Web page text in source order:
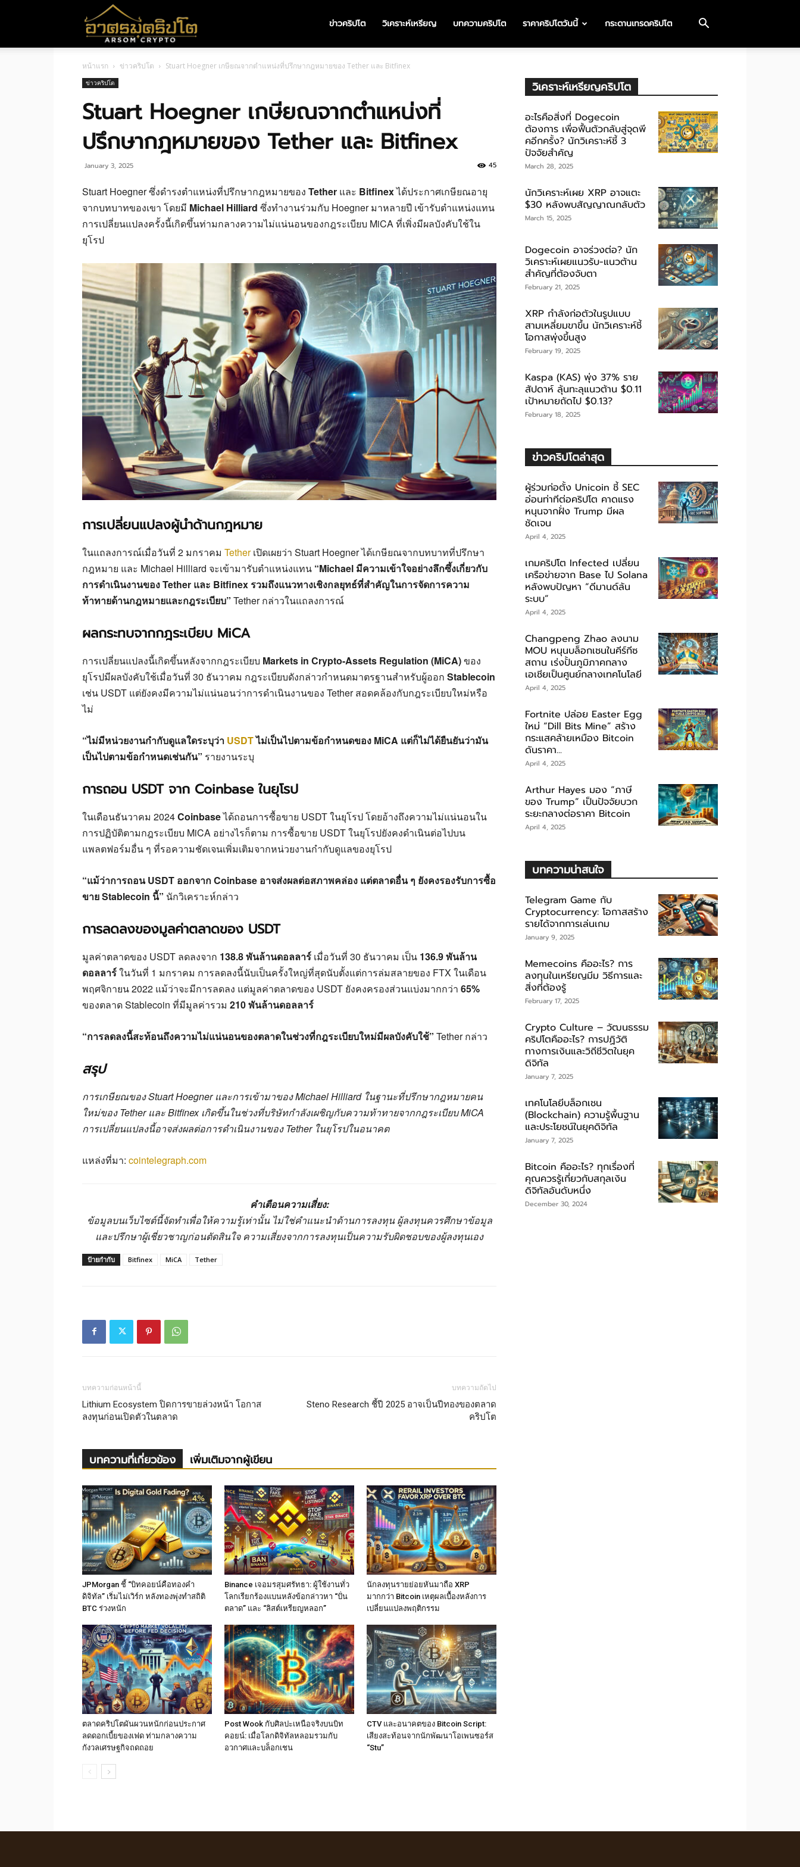
ศร
มค
ปโต
ข่าวคริปโต วิเคราะห์เหรียญ บทความคริปโต ราคาคริปโตวันนี้ กระดานเทรดคริปโต
หน้าแรก ข่าวคริปโต Stuart Hoegner เกษียณจากตำแหน่งที่ปรึกษากฎหมายของ Tether และ Bitfinex
ข่าวคริปโต
Stuart Hoegner เกษียณจากตำแหน่งที่
ปรึกษากฎหมายของ Tether และ Bitfinex
January 3, 2025 45
Stuart Hoegner ซึ่งดำรงตำแหน่งที่ปรึกษากฎหมายของ Tether และ Bitfinexได้ประกาศเกษียณอายุ
จากบทบาทของเขา โดยมี Michael Hilliard ซึ่งทำงานร่วมกับ Hoegner มาหลายปี เข้ารับตำแหน่งแทน
การเปลี่ยนแปลงครั้งนี้เกิดขึ้นท่ามกลางความไม่แน่นอนของกฎระเบียบ MiCA ที่เพิ่งมีผลบังคับใช้ใน
ยุโรป
การเปลี่ยนแปลงผู้นำด้านกฎหมาย
ในแถลงการณ์เมื่อวันที่ 2 มกราคม Tetherเปิดเผยว่า Stuart Hoegner ได้เกษียณจากบทบาทที่ปรึกษา
กฎหมาย และ Michael Hilliard จะเข้ามารับตำแหน่งแทน “Michael มีความเข้าใจอย่างลึกซึ้งเกี่ยวกับ
การดำเนินงานของ Tether และ Bitfinex รวมถึงแนวทางเชิงกลยุทธ์ที่สำคัญในการจัดการความ
ท้าทายด้านกฎหมายและกฎระเบียบ” Tether กล่าวในแถลงการณ์
ผลกระทบจากกฎระเบียบ MiCA
การเปลี่ยนแปลงนี้เกิดขึ้นหลังจากกฎระเบียบ Markets in Crypto-Assets Regulation (MiCA)ของ
ยุโรปมีผลบังคับใช้เมื่อวันที่ 30 ธันวาคม กฎระเบียบดังกล่าวกำหนดมาตรฐานสำหรับผู้ออก Stablecoin
เช่น USDT แต่ยังคงมีความไม่แน่นอนว่าการดำเนินงานของ Tether สอดคล้องกับกฎระเบียบใหม่หรือ
ไม่
“ไม่มีหน่วยงานกำกับดูแลใดระบุว่า USDTไม่เป็นไปตามข้อกำหนดของ MiCA แต่ก็ไม่ได้ยืนยันว่ามัน
เป็นไปตามข้อกำหนดเช่นกัน” รายงานระบุ
การถอน USDT จาก Coinbase ในยุโรป
ในเดือนธันวาคม 2024Coinbaseได้ถอนการซื้อขาย USDT ในยุโรป โดยอ้างถึงความไม่แน่นอนใน
การปฏิบัติตามกฎระเบียบ MiCA อย่างไรก็ตาม การซื้อขาย USDT ในยุโรปยังคงดำเนินต่อไปบน
แพลตฟอร์มอื่น ๆ ที่รอความชัดเจนเพิ่มเติมจากหน่วยงานกำกับดูแลของยุโรป
“แม้ว่าการถอน USDT ออกจาก Coinbase อาจส่งผลต่อสภาพคล่อง แต่ตลาดอื่น ๆ ยังคงรองรับการซื้อ
ขาย Stablecoin นี้” นักวิเคราะห์กล่าว
การลดลงของมูลค่าตลาดของ USDT
มูลค่าตลาดของ USDT ลดลงจาก 138.8 พันล้านดอลลาร์ เมื่อวันที่ 30 ธันวาคม เป็น 136.9 พันล้าน
ดอลลาร์ในวันที่ 1 มกราคม การลดลงนี้นับเป็นครั้งใหญ่ที่สุดนับตั้งแต่การล่มสลายของ FTX ในเดือน
พฤศจิกายน 2022 แม้ว่าจะมีการลดลง แต่มูลค่าตลาดของ USDT ยังคงครองส่วนแบ่งมากกว่า 65%
ของตลาด Stablecoin ที่มีมูลค่ารวม 210 พันล้านดอลลาร์
“การลดลงนี้สะท้อนถึงความไม่แน่นอนของตลาดในช่วงที่กฎระเบียบใหม่มีผลบังคับใช้” Tether กล่าว
สรุป
การเกษียณของ Stuart Hoegner และการเข้ามาของ Michael Hilliard ในฐานะที่ปรึกษากฎหมายคน
ใหม่ของ Tether และ Bitfinex เกิดขึ้นในช่วงที่บริษัทกำลังเผชิญกับความท้าทายจากกฎระเบียบ MiCA
การเปลี่ยนแปลงนี้อาจส่งผลต่อการดำเนินงานของ Tether ในยุโรปในอนาคต
แหล่งที่มา: cointelegraph.com
คำเตือนความเสี่ยง:
ข้อมูลบนเว็บไซต์นี้จัดทำเพื่อให้ความรู้เท่านั้น ไม่ใช่คำแนะนำด้านการลงทุน ผู้ลงทุนควรศึกษาข้อมูล
และปรึกษาผู้เชี่ยวชาญก่อนตัดสินใจ ความเสี่ยงจากการลงทุนเป็นความรับผิดชอบของผู้ลงทุนเอง
ป้ายกำกับ Bitfinex MiCA Tether
บทความก่อนหน้านี้
Lithium Ecosystem ปิดการขายล่วงหน้า โอกาส
ลงทุนก่อนเปิดตัวในตลาด
บทความถัดไป
Steno Research ชี้ปี 2025 อาจเป็นปีทองของตลาด
คริปโต
บทความที่เกี่ยวข้อง เพิ่มเติมจากผู้เขียน
JPMorgan ชี้ “บิทคอยน์คือทองคำ
ดิจิทัล” เริ่มไม่เวิร์ก หลังทองพุ่งทำสถิติ
BTC ร่วงหนัก
Binance เจอมรสุมศรัทธา: ผู้ใช้งานทั่ว
โลกเรียกร้องแบนหลังข้อกล่าวหา “ปั่น
ตลาด” และ “ลิสต์เหรียญหลอก”
นักลงทุนรายย่อยหันมาถือ XRP
มากกว่า Bitcoin เหตุผลเบื้องหลังการ
เปลี่ยนแปลงพฤติกรรม
ตลาดคริปโตผันผวนหนักก่อนประกาศ
ลดดอกเบี้ยของเฟด ท่ามกลางความ
กังวลเศรษฐกิจถดถอย
Post Wook กับศิลปะเหนือจริงบนบิท
คอยน์: เมื่อโลกดิจิทัลหลอมรวมกับ
อวกาศและบล็อกเชน
CTV และอนาคตของ Bitcoin Script:
เสียงสะท้อนจากนักพัฒนาโอเพนซอร์ส
“Stu”
วิเคราะห์เหรียญคริปโต
อะไรคือสิ่งที่ Dogecoin
ต้องการ เพื่อฟื้นตัวกลับสู่จุดพี
คอีกครั้ง? นักวิเคราะห์ชี้ 3
ปัจจัยสำคัญ
March 28, 2025
นักวิเคราะห์เผย XRP อาจแตะ
$30 หลังพบสัญญาณกลับตัว
March 15, 2025
Dogecoin อาจร่วงต่อ? นัก
วิเคราะห์เผยแนวรับ-แนวต้าน
สำคัญที่ต้องจับตา
February 21, 2025
XRP กำลังก่อตัวในรูปแบบ
สามเหลี่ยมขาขึ้น นักวิเคราะห์ชี้
โอกาสพุ่งขึ้นสูง
February 19, 2025
Kaspa (KAS) พุ่ง 37% ราย
สัปดาห์ ลุ้นทะลุแนวต้าน $0.11
เป้าหมายถัดไป $0.13?
February 18, 2025
ข่าวคริปโตล่าสุด
ผู้ร่วมก่อตั้ง Unicoin ชี้ SEC
อ่อนท่าทีต่อคริปโต คาดแรง
หนุนจากฝั่ง Trump มีผล
ชัดเจน
April 4, 2025
เกมคริปโต Infected เปลี่ยน
เครือข่ายจาก Base ไป Solana
หลังพบปัญหา “ดีมานด์ล้น
ระบบ”
April 4, 2025
Changpeng Zhao ลงนาม
MOU หนุนบล็อกเชนในคีร์กีซ
สถาน เร่งปั้นภูมิภาคกลาง
เอเชียเป็นศูนย์กลางเทคโนโลยี
April 4, 2025
Fortnite ปล่อย Easter Egg
ใหม่ “Dill Bits Mine” สร้าง
กระแสคล้ายเหมือง Bitcoin
ดันราคา...
April 4, 2025
Arthur Hayes มอง “ภาษี
ของ Trump” เป็นปัจจัยบวก
ระยะกลางต่อราคา Bitcoin
April 4, 2025
บทความน่าสนใจ
Telegram Game กับ
Cryptocurrency: โอกาสสร้าง
รายได้จากการเล่นเกม
January 9, 2025
Memecoins คืออะไร? การ
ลงทุนในเหรียญมีม วิธีการและ
สิ่งที่ต้องรู้
February 17, 2025
Crypto Culture – วัฒนธรรม
คริปโตคืออะไร? การปฏิวัติ
ทางการเงินและวิถีชีวิตในยุค
ดิจิทัล
January 7, 2025
เทคโนโลยีบล็อกเชน
(Blockchain) ความรู้พื้นฐาน
และประโยชน์ในยุคดิจิทัล
January 7, 2025
Bitcoin คืออะไร? ทุกเรื่องที่
คุณควรรู้เกี่ยวกับสกุลเงิน
ดิจิทัลอันดับหนึ่ง
December 30, 2024